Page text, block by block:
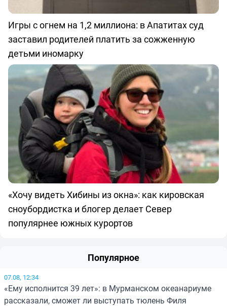
Игры с огнем на 1,2 миллиона: в Апатитах суд
заставил родителей платить за сожженную
детьми иномарку
«Хочу видеть Хибины из окна»: как кировская
сноубордистка и блогер делает Север
популярнее южных курортов
Популярное
07.08, 12:34
«Ему исполнится 39 лет»: в Мурманском океанариуме
рассказали, сможет ли выступать тюлень Филя